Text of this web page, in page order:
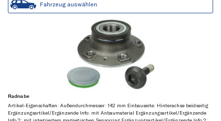
Fahrzeug auswählen
Radnabe
Artikel-Eigenschaften: Außendurchmesser: 142 mm Einbauseite: Hinterachse beidseitig
Ergänzungsartikel/Ergänzende Info: mit Anbaumaterial Ergänzungsartikel/Ergänzende